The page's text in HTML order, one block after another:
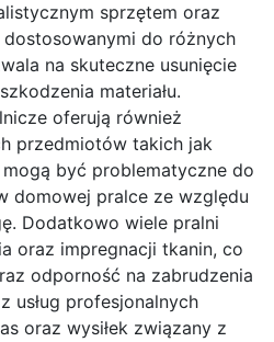
sprzętem oraz
do różnych
na skuteczne usunięcie
materiału.
oferują również
przedmiotów takich jak
być problematyczne do
domowej pralce ze względu
Dodatkowo wiele pralni
oraz impregnacji tkanin, co
odporność na zabrudzenia
usług profesjonalnych
oraz wysiłek związany z